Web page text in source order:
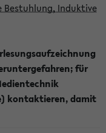
Induktive
für
kontaktieren, damit